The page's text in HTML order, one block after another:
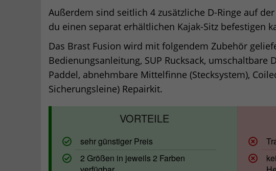
Außerdem sind seitlich 4 zusätzliche D-Ringe auf
du einen separat erhältlichen Kajak-Sitz befestigen
Das Brast Fusion wird mit folgendem Zubehör
Bedienungsanleitung, SUP Rucksack, umschaltbare
Paddel, abnehmbare Mittelfinne (Stecksystem),
Sicherungsleine) Repairkit.
sehr günstiger Preis
2 Größen in jeweils 2 Farben